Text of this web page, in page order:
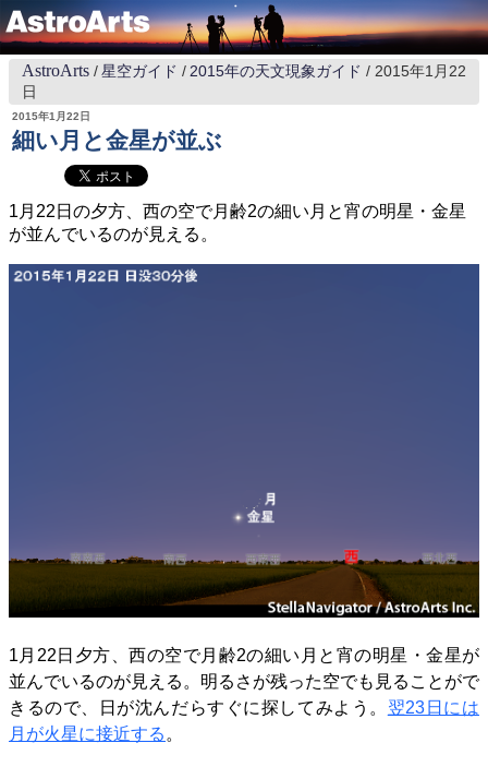
AstroArts 星空ガイド 2015年の天文現象ガイド
2015年1月22
日
2015年1月22日
細い月と金星が並ぶ
1月22日の夕方、西の空で月齢2の細い月と宵の明星・金星
が並んでいるのが見える。
1月22日夕方、西の空で月齢2の細い月と宵の明星・金星が
並んでいるのが見える。明るさが残った空でも見ることがで
きるので、日が沈んだらすぐに探してみよう。 翌23日には
月が火星に接近する 。